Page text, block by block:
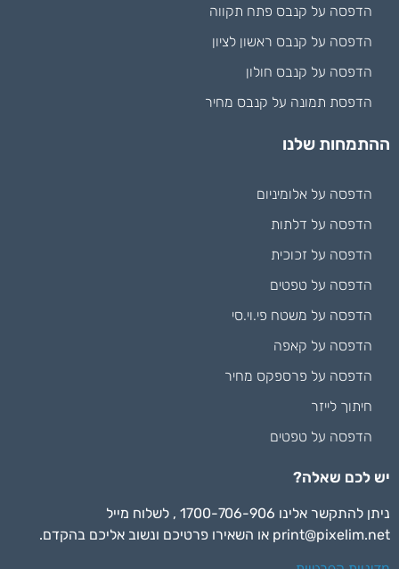
הדפסה על קנבס פתח תקווה
הדפסה על קנבס ראשון לציון
הדפסה על קנבס חולון
הדפסת תמונה על קנבס מחיר
ההתמחות שלנו
הדפסה על אלומיניום
הדפסה על דלתות
הדפסה על זכוכית
הדפסה על טפטים
הדפסה על משטח פי.וי.סי
הדפסה על קאפה
הדפסה על פרספקס מחיר
חיתוך לייזר
הדפסה על טפטים
יש לכם שאלה?
ניתן להתקשר אלינו 1700-706-906 , לשלוח מייל
print@pixelim.net או השאירו פרטיכם ונשוב אליכם בהקדם.